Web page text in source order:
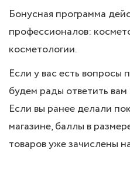
Бонусная программа
профессионалов:
косметологии.
Если у вас есть вопросы
будем рады ответить
Если вы ранее делали
магазине, баллы в
товаров уже зачислены